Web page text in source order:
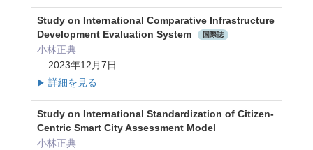
Study on International Comparative Infrastructure
Development Evaluation System
国際誌
小林正典
2023年12月7日
▶ 詳細を見る
Study on International Standardization of Citizen-
Centric Smart City Assessment Model
小林正典